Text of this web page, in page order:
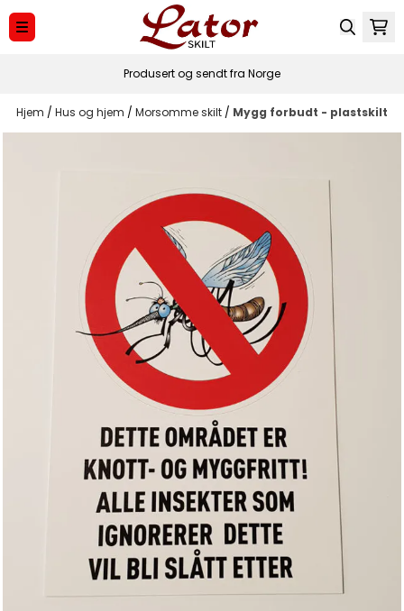
Hopp til innhold
Produsert og sendt fra Norge
Hjem / Hus og hjem / Morsomme skilt / Mygg forbudt - plastskilt